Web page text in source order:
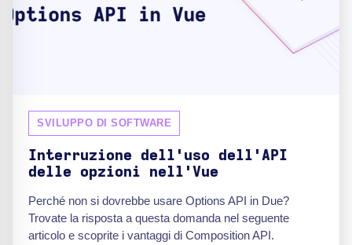
SVILUPPO DI SOFTWARE
Interruzione dell'uso dell'API
delle opzioni nell'Vue
Perché non si dovrebbe usare Options API in Due?
Trovate la risposta a questa domanda nel seguente
articolo e scoprite i vantaggi di Composition API.